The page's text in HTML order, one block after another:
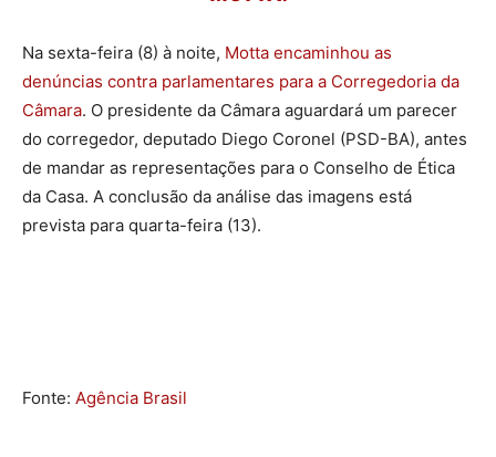
Na sexta-feira (8) à noite, Motta encaminhou as
denúncias contra parlamentares para a Corregedoria da
Câmara. O presidente da Câmara aguardará um parecer
do corregedor, deputado Diego Coronel (PSD-BA), antes
de mandar as representações para o Conselho de Ética
da Casa. A conclusão da análise das imagens está
prevista para quarta-feira (13).
Fonte: Agência Brasil